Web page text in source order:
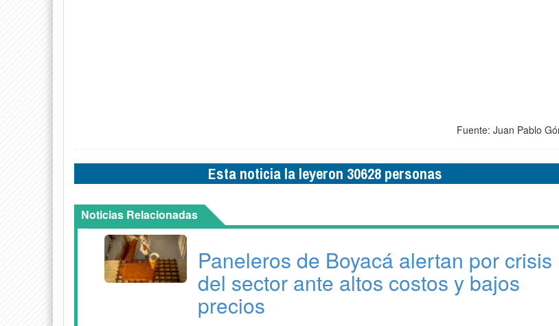
Fuente: Juan Pablo
Esta noticia la leyeron 30628 personas
Noticias Relacionadas
Paneleros de Boyacá alertan por crisis
del sector ante altos costos y bajos
precios